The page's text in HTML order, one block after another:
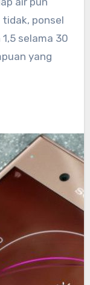
tidak, ponsel
selama 30
yang